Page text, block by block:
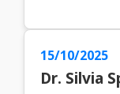
15/10/2025
Dr. Silvia